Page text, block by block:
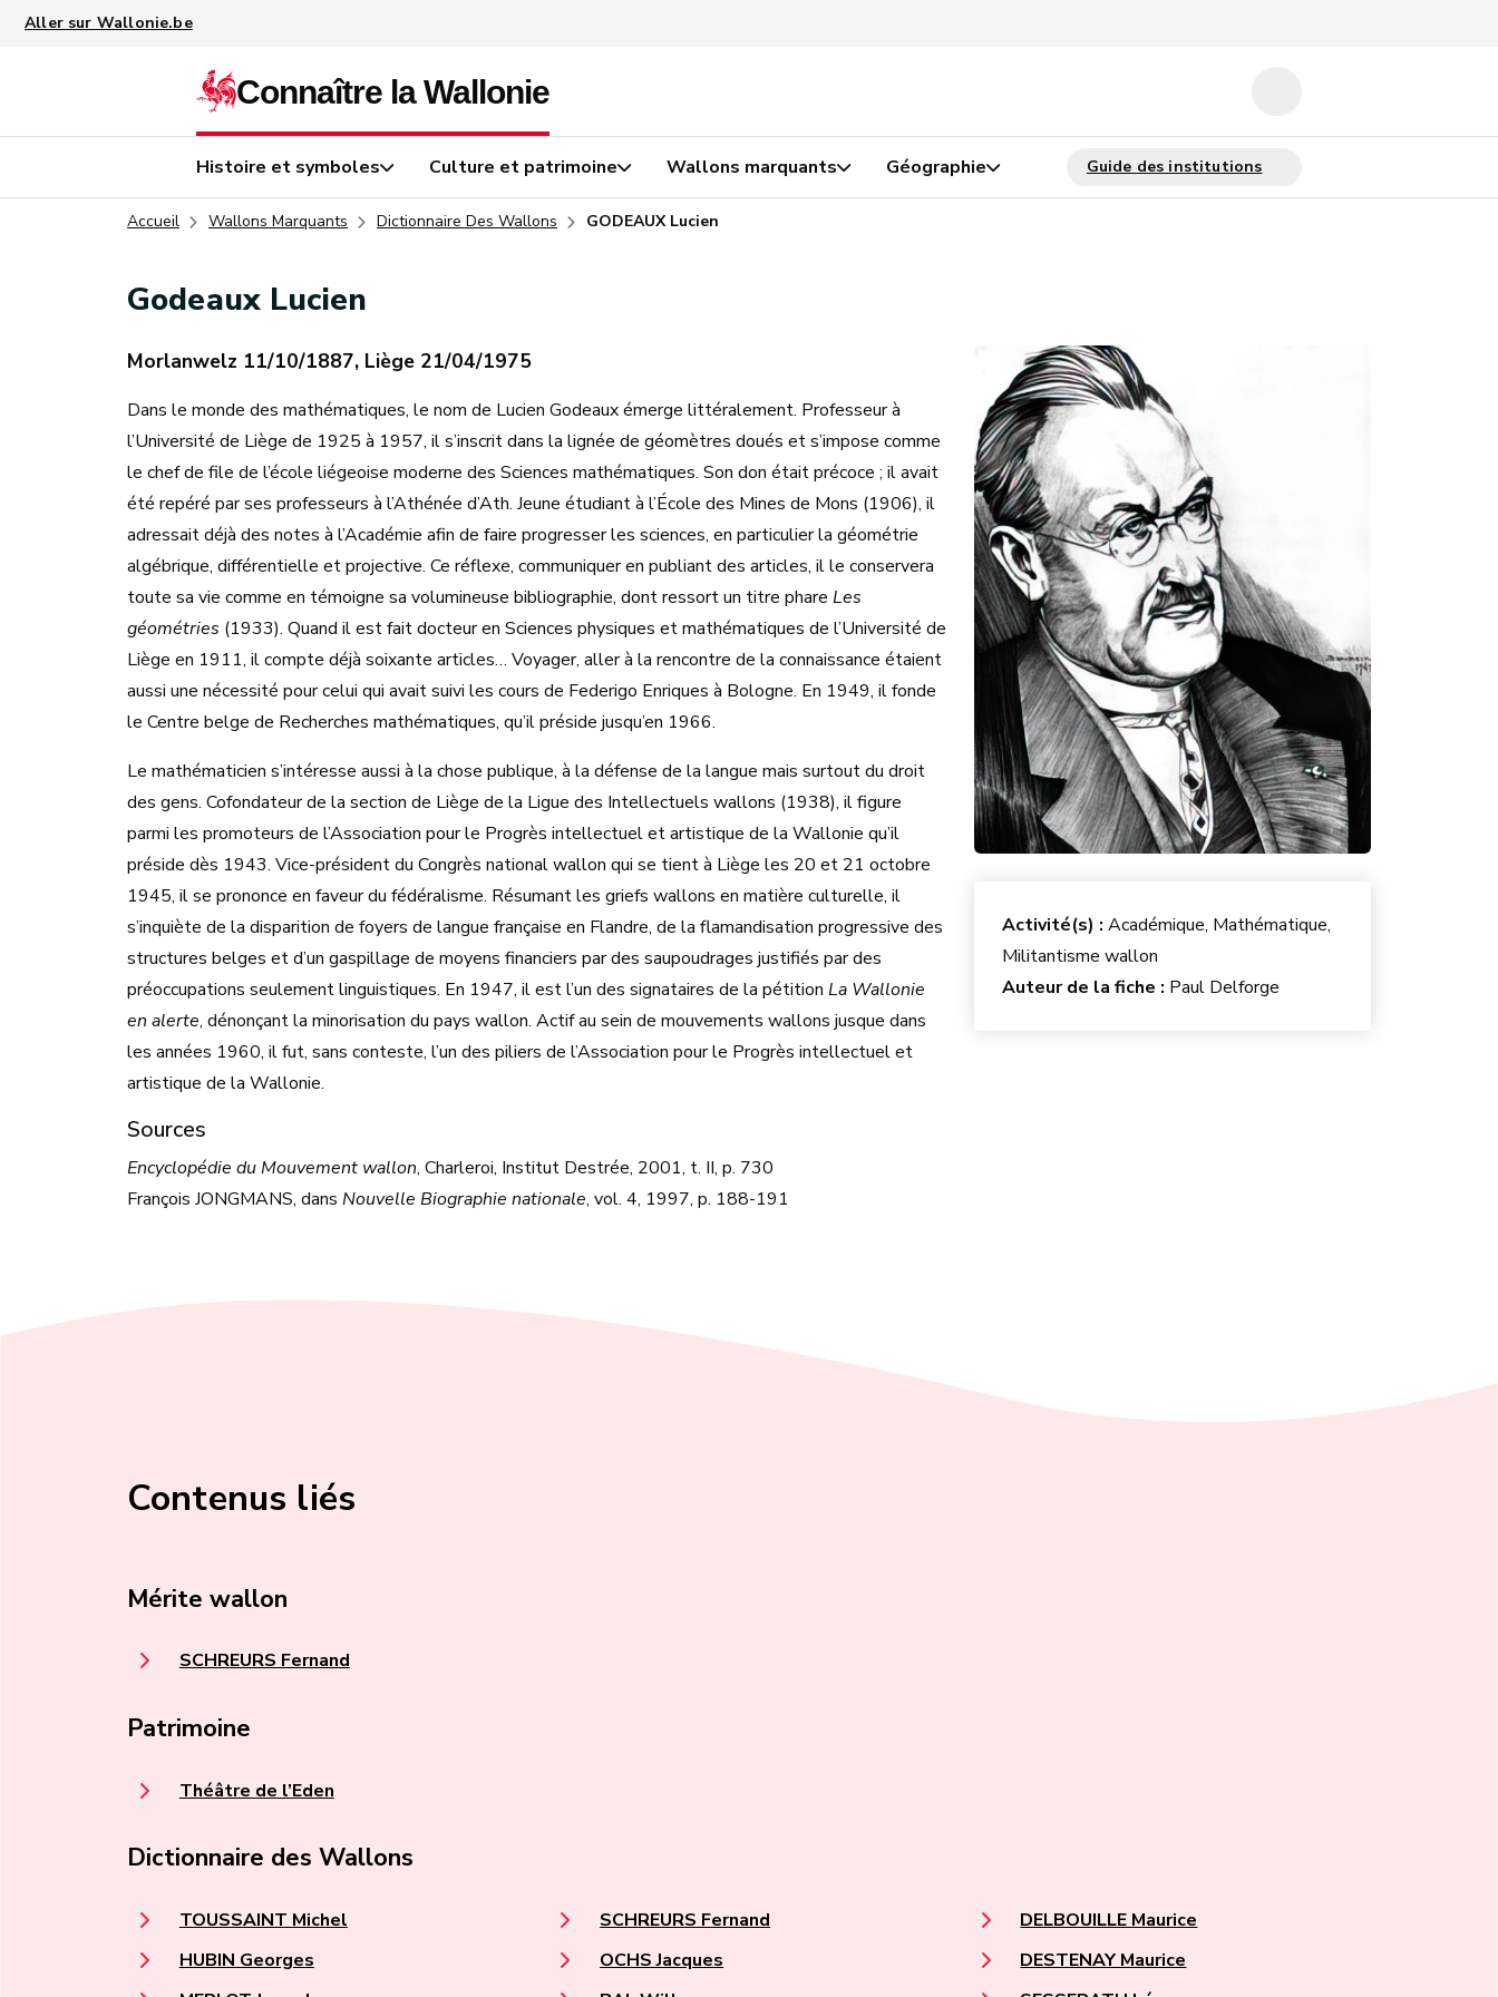
Histoire et symboles Culture et patrimoine Wallons marquants Géographie
Accueil Wallons Marquants Dictionnaire Des Wallons GODEAUX Lucien
Godeaux Lucien
Morlanwelz 11/10/1887, Liège 21/04/1975
Dans le monde des mathématiques, le nom de Lucien Godeaux émerge littéralement. Professeur à
l’Université de Liège de 1925 à 1957, il s’inscrit dans la lignée de géomètres doués et s’impose comme
le chef de file de l’école liégeoise moderne des Sciences mathématiques. Son don était précoce ; il avait
été repéré par ses professeurs à l’Athénée d’Ath. Jeune étudiant à l’École des Mines de Mons (1906), il
adressait déjà des notes à l’Académie afin de faire progresser les sciences, en particulier la géométrie
algébrique, différentielle et projective. Ce réflexe, communiquer en publiant des articles, il le conservera
toute sa vie comme en témoigne sa volumineuse bibliographie, dont ressort un titre phare Les
géométries (1933). Quand il est fait docteur en Sciences physiques et mathématiques de l’Université de
Liège en 1911, il compte déjà soixante articles… Voyager, aller à la rencontre de la connaissance étaient
aussi une nécessité pour celui qui avait suivi les cours de Federigo Enriques à Bologne. En 1949, il fonde
le Centre belge de Recherches mathématiques, qu’il préside jusqu’en 1966.
Le mathématicien s’intéresse aussi à la chose publique, à la défense de la langue mais surtout du droit
des gens. Cofondateur de la section de Liège de la Ligue des Intellectuels wallons (1938), il figure
parmi les promoteurs de l’Association pour le Progrès intellectuel et artistique de la Wallonie qu’il
préside dès 1943. Vice-président du Congrès national wallon qui se tient à Liège les 20 et 21 octobre
1945, il se prononce en faveur du fédéralisme. Résumant les griefs wallons en matière culturelle, il
s’inquiète de la disparition de foyers de langue française en Flandre, de la flamandisation progressive des
structures belges et d’un gaspillage de moyens financiers par des saupoudrages justifiés par des
préoccupations seulement linguistiques. En 1947, il est l’un des signataires de la pétition La Wallonie
en alerte, dénonçant la minorisation du pays wallon. Actif au sein de mouvements wallons jusque dans
les années 1960, il fut, sans conteste, l’un des piliers de l’Association pour le Progrès intellectuel et
artistique de la Wallonie.
Sources
Encyclopédie du Mouvement wallon, Charleroi, Institut Destrée, 2001, t. II, p. 730
François JONGMANS, dans Nouvelle Biographie nationale, vol. 4, 1997, p. 188-191
Activité(s) : Académique, Mathématique,
Militantisme wallon
Auteur de la fiche : Paul Delforge
Contenus liés
Mérite wallon
SCHREURS Fernand
Patrimoine
Théâtre de l’Eden
Dictionnaire des Wallons
TOUSSAINT Michel
HUBIN Georges
SCHREURS Fernand
OCHS Jacques
DELBOUILLE Maurice
DESTENAY Maurice